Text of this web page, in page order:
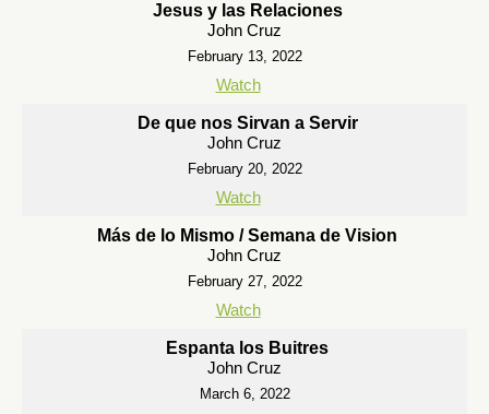
Jesus y las Relaciones
John Cruz
February 13, 2022
Watch
De que nos Sirvan a Servir
John Cruz
February 20, 2022
Watch
Más de lo Mismo / Semana de Vision
John Cruz
February 27, 2022
Watch
Espanta los Buitres
John Cruz
March 6, 2022